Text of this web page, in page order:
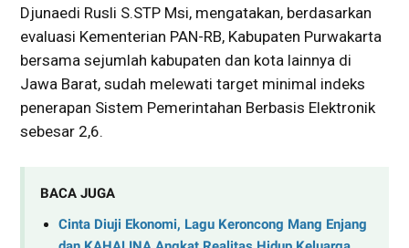
Djunaedi Rusli S.STP Msi, mengatakan, berdasarkan
evaluasi Kementerian PAN-RB, Kabupaten Purwakarta
bersama sejumlah kabupaten dan kota lainnya di
Jawa Barat, sudah melewati target minimal indeks
penerapan Sistem Pemerintahan Berbasis Elektronik
sebesar 2,6.
BACA JUGA
Cinta Diuji Ekonomi, Lagu Keroncong Mang Enjang